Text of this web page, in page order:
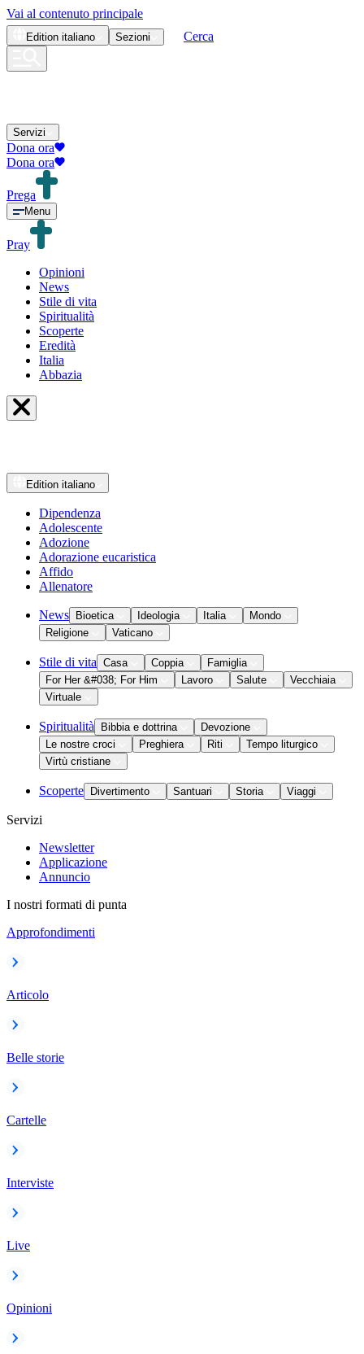
Vai al contenuto principale
Edition italiano Sezioni Cerca
Servizi
Dona ora
Dona ora
Prega
Menu
Pray
Opinioni
News
Stile di vita
Spiritualità
Scoperte
Eredità
Italia
Abbazia
Edition italiano
Dipendenza
Adolescente
Adozione
Adorazione eucaristica
Affido
Allenatore
News Bioetica Ideologia Italia
Mondo
Religione
Vaticano
Stile di vita Casa Coppia
Famiglia
For Her &#038; For Him
Lavoro Salute
Vecchiaia
Virtuale
Spiritualità Bibbia e dottrina
Devozione
Le nostre croci
Preghiera Riti
Tempo liturgico
Virtù cristiane
Scoperte Divertimento Santuari Storia Viaggi
Servizi
Newsletter
Applicazione
Annuncio
I nostri formati di punta
Approfondimenti
Articolo
Belle storie
Cartelle
Interviste
Live
Opinioni